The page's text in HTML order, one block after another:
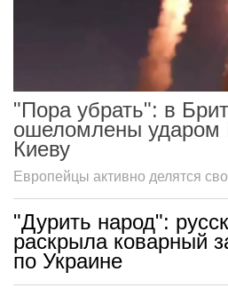
"Пора убрать": в
ошеломлены ударом
Киеву
Европейцы активно делятся
"Дурить народ":
раскрыла коварный
по Украине